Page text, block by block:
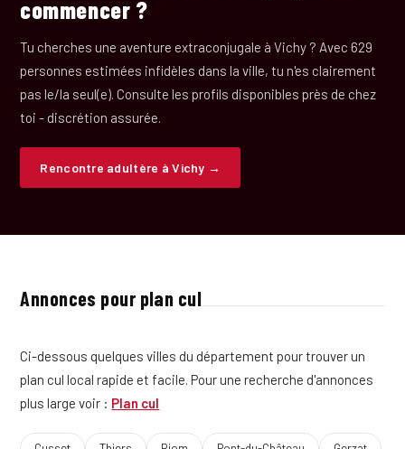
commencer ?
Tu cherches une aventure extraconjugale à Vichy ? Avec 629
personnes estimées infidèles dans la ville, tu n'es clairement
pas le/la seul(e). Consulte les profils disponibles près de chez
toi - discrétion assurée.
Rencontre adultère à Vichy →
Annonces pour plan cul
Ci-dessous quelques villes du département pour trouver un
plan cul local rapide et facile. Pour une recherche d'annonces
plus large voir : Plan cul